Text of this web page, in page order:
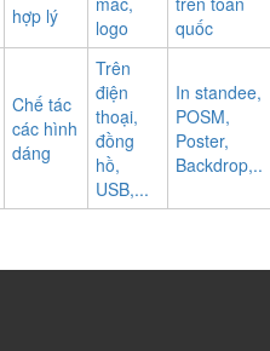
hợp lý
logo
quốc
Chế tác
các hình
dáng
Trên
điện
thoại,
đồng
hồ,
USB,...
In standee,
POSM,
Poster,
Backdrop,..